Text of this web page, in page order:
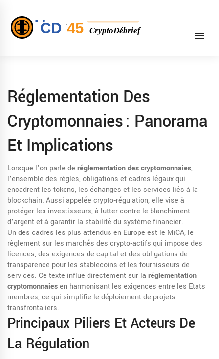
Réglementation Des
Cryptomonnaies : Panorama
Et Implications
Lorsque l’on parle de réglementation des cryptomonnaies,
l’ensemble des règles, obligations et cadres légaux qui
encadrent les tokens, les échanges et les services liés à la
blockchain. Aussi appelée crypto‑régulation, elle vise à
protéger les investisseurs, à lutter contre le blanchiment
d’argent et à garantir la stabilité du système financier.
Un des cadres les plus attendus en Europe est le MiCA, le
règlement sur les marchés des crypto‑actifs qui impose des
licences, des exigences de capital et des obligations de
transparence pour les stablecoins et les fournisseurs de
services. Ce texte influe directement sur la réglementation
cryptomonnaiesen harmonisant les exigences entre les Etats
membres, ce qui simplifie le déploiement de projets
transfrontaliers.
Principaux Piliers Et Acteurs De
La Régulation